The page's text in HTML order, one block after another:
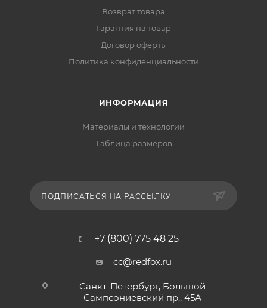
Возврат товара
Гарантия на товар
Договор оферты
Политика конфиденциальности
ИНФОРМАЦИЯ
Материалы и технологии
Таблица размеров
ПОДПИСАТЬСЯ НА РАССЫЛКУ
+7 (800) 775 48 25
cc@redfox.ru
Санкт-Петербург, Большой
Сампсониевский пр., 45А